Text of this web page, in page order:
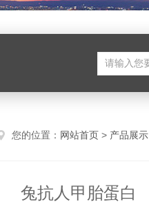
您的位置： 网站首页 > 产品展示
兔抗人甲胎蛋白